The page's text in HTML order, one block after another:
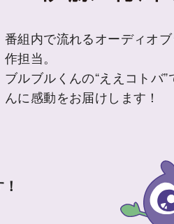
番組内で流れるオーディオ
作担当。
ブルブルくんの“ええコトバ”
んに感動をお届けします！